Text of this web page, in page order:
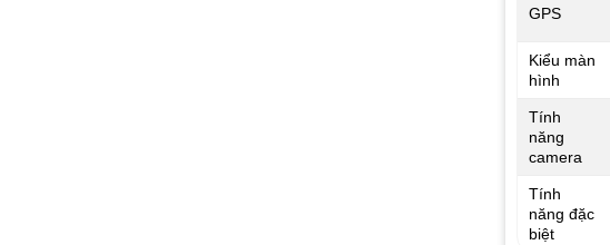
GPS
Kiểu màn
hình
Tính
năng
camera
Tính
năng đặc
biệt